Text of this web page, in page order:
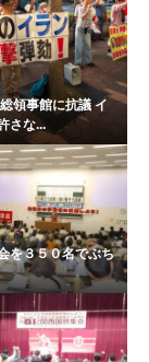
領事館に抗議 イ
さな...
を３５０名でぶち